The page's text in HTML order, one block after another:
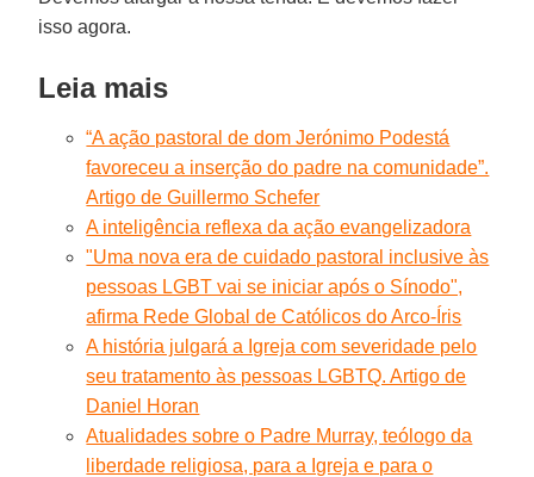
isso agora.
Leia mais
“A ação pastoral de dom Jerónimo Podestá
favoreceu a inserção do padre na comunidade”.
Artigo de Guillermo Schefer
A inteligência reflexa da ação evangelizadora
"Uma nova era de cuidado pastoral inclusive às
pessoas LGBT vai se iniciar após o Sínodo",
afirma Rede Global de Católicos do Arco-Íris
A história julgará a Igreja com severidade pelo
seu tratamento às pessoas LGBTQ. Artigo de
Daniel Horan
Atualidades sobre o Padre Murray, teólogo da
liberdade religiosa, para a Igreja e para o